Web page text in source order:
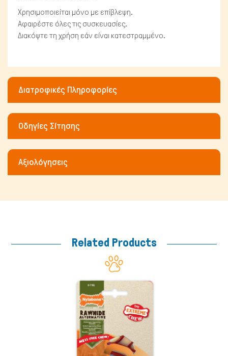
Χρησιμοποιείται μόνο με επίβλεψη.
Αφαιρέστε όλες τις συσκευασίες.
Διακόψτε τη χρήση εάν είναι κατεστραμμένο.
Διατροφικές Πληροφορίες
Οδηγίες Σίτησης
Αξιολόγησεις
Related Products